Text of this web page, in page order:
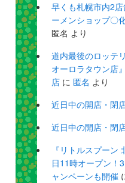
早くも札幌市内2
ーメンショップ〇
匿名 より
道内最後のロッテ
オーロラタウン店
店 に 匿名 より
近日中の開店・閉
近日中の開店・閉
『リトルスプーン
日11時オープン！
ャンペーンも開催